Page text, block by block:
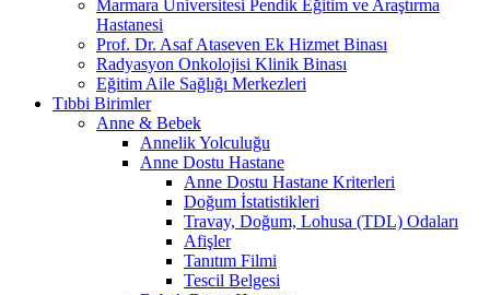
Marmara Üniversitesi Pendik Eğitim ve Araştırma
Hastanesi
Prof. Dr. Asaf Ataseven Ek Hizmet Binası
Radyasyon Onkolojisi Klinik Binası
Eğitim Aile Sağlığı Merkezleri
Tıbbi Birimler
Anne & Bebek
Annelik Yolculuğu
Anne Dostu Hastane
Anne Dostu Hastane Kriterleri
Doğum İstatistikleri
Travay, Doğum, Lohusa (TDL) Odaları
Afişler
Tanıtım Filmi
Tescil Belgesi